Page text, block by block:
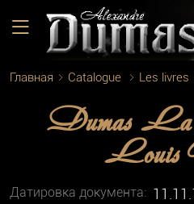
Главная Catalogue Les livres
Dumas La
Датировка документа: